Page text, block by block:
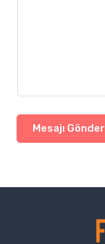
Mesajı Gönder